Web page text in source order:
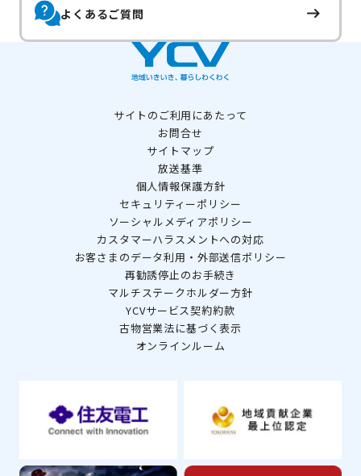
よくあるご質問
サイトのご利用にあたって
お問合せ
サイトマップ
放送基準
個人情報保護方針
セキュリティーポリシー
ソーシャルメディアポリシー
カスタマーハラスメントへの対応
お客さまのデータ利用・外部送信ポリシー
再勧誘停止のお手続き
マルチステークホルダー方針
YCVサービス契約約款
古物営業法に基づく表示
オンラインルーム